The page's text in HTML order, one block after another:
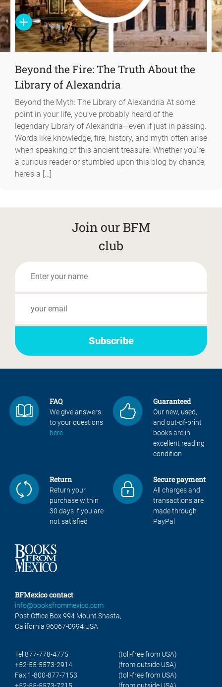
Beyond the Fire: The Truth About the
Library of Alexandria
Beyond the Myth: The Library of Alexandria At some
point in your life, you’ve probably heard of the
legendary Library of Alexandria—even if just in passing.
Words like knowledge, fire, history, and myth often arise
when speaking of this ancient treasure. Whether you’re
a curious reader or stumbled upon this blog by chance,
here’s a […]
Join our BFM
club
FAQ
We give answers
to your questions
here
Guaranteed
Our new, used,
and out-of-print
books are in
excellent reading
condition
Return
Return your
purchase within
30 days if you are
not satisfied
Secure payment
All charges and
transactions are
made through
PayPal
BFMexico contact
info@booksfrommexico.com
Post Office Box 994 Mount Shasta,
California 96067-0994 USA
Tel 877-778-4775
(toll-free from USA)
+52-55-5573-2914
(from outside USA)
Fax 1-800-877-7153
(toll-free from USA)
+52-55-5573-7215
(from outside USA)